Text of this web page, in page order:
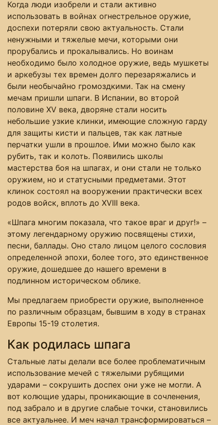
Когда люди изобрели и стали активно
использовать в войнах огнестрельное оружие,
доспехи потеряли свою актуальность. Стали
ненужными и тяжелые мечи, которыми они
прорубались и прокалывались. Но воинам
необходимо было холодное оружие, ведь мушкеты
и аркебузы тех времен долго перезаряжались и
были необычайно громоздкими. Так на смену
мечам пришли шпаги. В Испании, во второй
половине XV века, дворяне стали носить
небольшие узкие клинки, имеющие сложную гарду
для защиты кисти и пальцев, так как латные
перчатки ушли в прошлое. Ими можно было как
рубить, так и колоть. Появились школы
мастерства боя на шпагах, и они стали не только
оружием, но и статусными предметами. Этот
клинок состоял на вооружении практически всех
родов войск, вплоть до XVIII века.
«Шпага многим показала, что такое враг и друг!» –
этому легендарному оружию посвящены стихи,
песни, баллады. Оно стало лицом целого сословия
определенной эпохи, более того, это единственное
оружие, дошедшее до нашего времени в
подлинном историческом облике.
Мы предлагаем приобрести оружие, выполненное
по различным образцам, бывшим в ходу в странах
Европы 15-19 столетия.
Как родилась шпага
Стальные латы делали все более проблематичным
использование мечей с тяжелыми рубящими
ударами – сокрушить доспех они уже не могли. А
вот колющие удары, проникающие в сочленения,
под забрало и в другие слабые точки, становились
все актуальнее. И меч начал трансформироваться –